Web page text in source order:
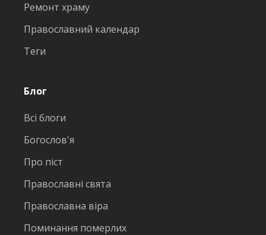
Ремонт храму
Православний календар
Теги
Блог
Всі блоги
Богослов'я
Про піст
Православні свята
Православна віра
Поминання померлих